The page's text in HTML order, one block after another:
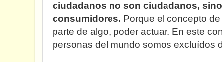
ciudadanos no son ciudadanos,
consumidores. Porque el concepto
parte de algo, poder actuar. En este
personas del mundo somos excluídos